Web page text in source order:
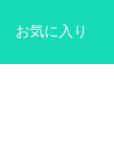
お気に入り